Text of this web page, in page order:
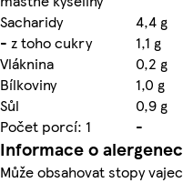
Sacharidy
4,4 g
- z toho cukry
1,1 g
Vláknina
0,2 g
Bílkoviny
1,0 g
Sůl
0,9 g
Počet porcí: 1
-
Informace o
Může obsahovat stopy